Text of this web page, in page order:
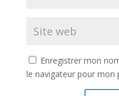
Enregistrer mon
le navigateur pour mon